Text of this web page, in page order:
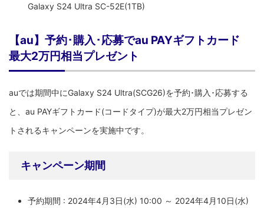
Galaxy S24 Ultra SC-52E(1TB)
【au】予約･購入･応募でau PAYギフトカード
最大2万円相当プレゼント
auでは期間中にGalaxy S24 Ultra(SCG26)を予約･購入･応募する
と、au PAYギフトカード(コードタイプ)が最大2万円相当プレゼン
トされるキャンペーンを実施中です。
キャンペーン期間
予約期間 : 2024年4月3日(水) 10:00 ～ 2024年4月10日(水)